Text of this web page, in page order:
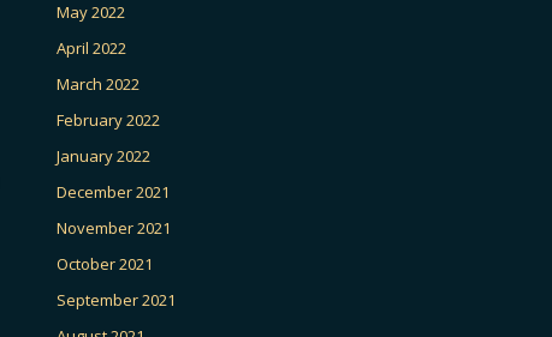
May 2022
April 2022
March 2022
February 2022
January 2022
December 2021
November 2021
October 2021
September 2021